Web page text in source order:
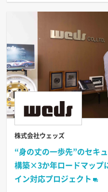
株式会社ウェッズ
“身の丈の一歩先”のセキ
構築×3か年ロードマップ
イン対応プロジェクト